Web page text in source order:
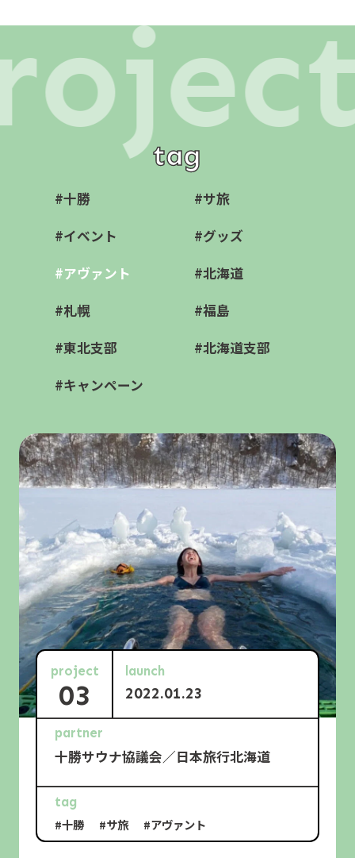
tag
#十勝
#サ旅
#イベント
#グッズ
#アヴァント
#北海道
#札幌
#福島
#東北支部
#北海道支部
#キャンペーン
project
03
launch
2022.01.23
partner
十勝サウナ協議会／日本旅行北海道
tag
#十勝 #サ旅 #アヴァント